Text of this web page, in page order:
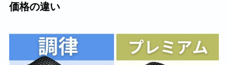
価格の違い